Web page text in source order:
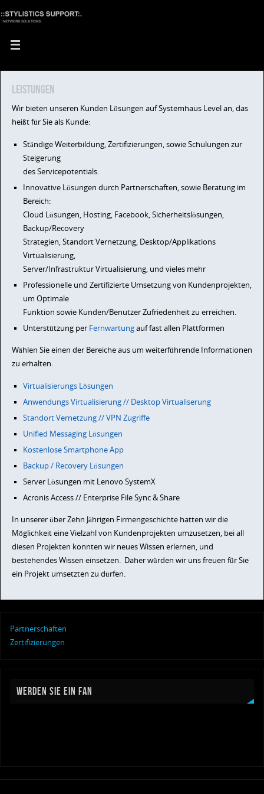
Leistungen
Wir bieten unseren Kunden Lösungen auf Systemhaus Level an, das
heißt für Sie als Kunde:
Ständige Weiterbildung, Zertifizierungen, sowie Schulungen zur
Steigerung
des Servicepotentials.
Innovative Lösungen durch Partnerschaften, sowie Beratung im
Bereich:
Cloud Lösungen, Hosting, Facebook, Sicherheitslösungen,
Backup/Recovery
Strategien, Standort Vernetzung, Desktop/Applikations
Virtualisierung,
Server/Infrastruktur Virtualisierung, und vieles mehr
Professionelle und Zertifizierte Umsetzung von Kundenprojekten,
um Optimale
Funktion sowie Kunden/Benutzer Zufriedenheit zu erreichen.
Unterstützung per Fernwartungauf fast allen Plattformen
Wählen Sie einen der Bereiche aus um weiterführende Informationen
zu erhalten.
Virtualisierungs Lösungen
Anwendungs Virtualisierung // Desktop Virtualiserung
Standort Vernetzung // VPN Zugriffe
Unified Messaging Lösungen
Kostenlose Smartphone App
Backup / Recovery Lösungen
Server Lösungen mit Lenovo SystemX
Acronis Access // Enterprise File Sync & Share
In unserer über Zehn Jährigen Firmengeschichte hatten wir die
Möglichkeit eine Vielzahl von Kundenprojekten umzusetzen, bei all
diesen Projekten konnten wir neues Wissen erlernen, und
bestehendes Wissen einsetzen. Daher würden wir uns freuen für Sie
ein Projekt umsetzten zu dürfen.
Partnerschaften
Zertifizierungen
WERDEN SIE EIN FAN